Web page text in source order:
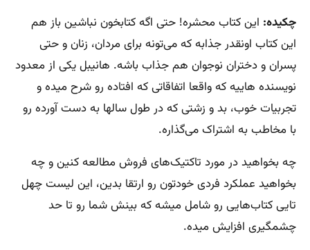
چکیده: این کتاب محشره! حتی اگه کتابخون نباشین باز هم
این کتاب اونقدر جذابه که می‌تونه برای مردان، زنان و حتی
پسران و دختران نوجوان هم جذاب باشه. هانیبل یکی از معدود
نویسنده هاییه که واقعا اتفاقاتی که افتاده رو شرح میده و
تجربیات خوب، بد و زشتی که در طول سالها به دست آورده رو
با مخاطب به اشتراک می‌گذاره.
چه بخواهید در مورد تاکتیک‌های فروش مطالعه کنین و چه
بخواهید عملکرد فردی خودتون رو ارتقا بدین، این لیست چهل
تایی کتاب‌هایی رو شامل میشه که بینش شما رو تا حد
چشمگیری افزایش میده.